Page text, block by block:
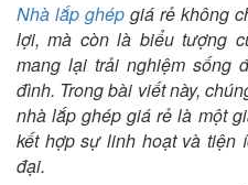
Nhà lắp ghép giá rẻ không
lợi, mà còn là biểu tượng
mang lại trải nghiệm sống
đình. Trong bài viết này,
nhà lắp ghép giá rẻ là một
kết hợp sự linh hoạt và tiện
đại.